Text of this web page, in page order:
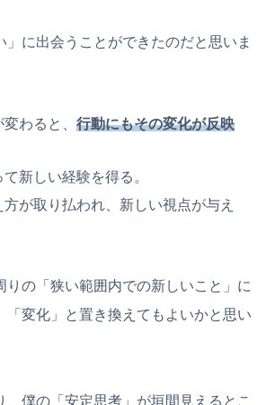
」に出会うことができたのだと思いま
変わると、行動にもその変化が反映
新しい経験を得る。
が取り払われ、新しい視点が与え
りの「狭い範囲内での新しいこと」に
「変化」と置き換えてもよいかと思い
、僕の「安定思考」が垣間見えるとこ